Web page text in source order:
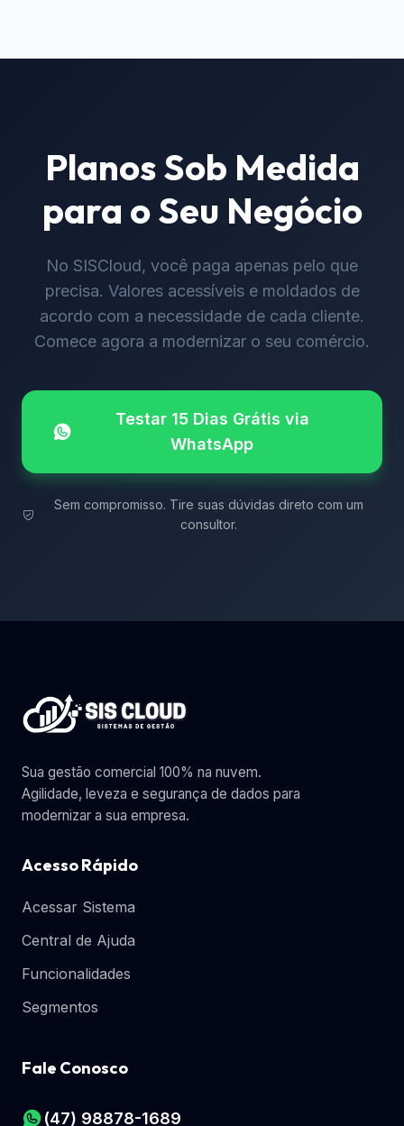
Planos Sob Medida
para o Seu Negócio
No SISCloud, você paga apenas pelo que
precisa. Valores acessíveis e moldados de
acordo com a necessidade de cada cliente.
Comece agora a modernizar o seu comércio.
Testar 15 Dias Grátis via
WhatsApp
Sem compromisso. Tire suas dúvidas direto com um
consultor.
Sua gestão comercial 100% na nuvem.
Agilidade, leveza e segurança de dados para
modernizar a sua empresa.
Acesso Rápido
Acessar Sistema
Central de Ajuda
Funcionalidades
Segmentos
Fale Conosco
(47) 98878-1689